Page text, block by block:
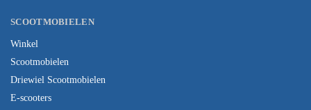
SCOOTMOBIELEN
Winkel
Scootmobielen
Driewiel Scootmobielen
E-scooters